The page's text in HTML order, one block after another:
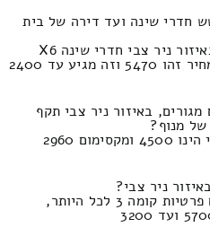
חדרי שינה ועד דירה של בית
מחיר לחפצים של דירת גג עם באיזור ניר צבי חדרי שינה X6
ולכל היותר במיזוג של הנפה המחיר זהו 5470 וזה מגיע עד 2400
באיזור ניר צבי תקף
מנוף?
המחירון הובלה בסביבת ניר צבי הינו 4500 ומקסימום 2960
ניר צבי?
עלויות של הובלת דירות מגורים פרטיות קומה 3 לכל היותר,